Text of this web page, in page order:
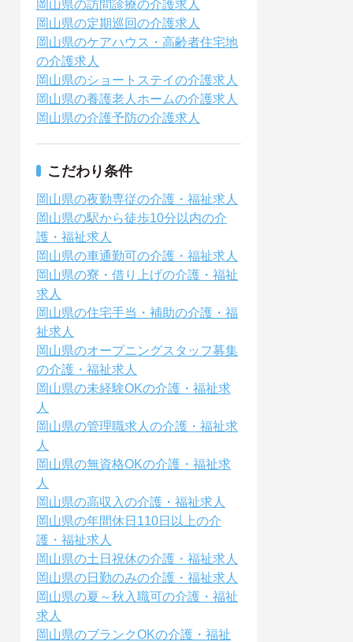
岡山県の訪問診療の介護求人
岡山県の定期巡回の介護求人
岡山県のケアハウス・高齢者住宅地
の介護求人
岡山県のショートステイの介護求人
岡山県の養護老人ホームの介護求人
岡山県の介護予防の介護求人
こだわり条件
岡山県の夜勤専従の介護・福祉求人
岡山県の駅から徒歩10分以内の介
護・福祉求人
岡山県の車通勤可の介護・福祉求人
岡山県の寮・借り上げの介護・福祉
求人
岡山県の住宅手当・補助の介護・福
祉求人
岡山県のオープニングスタッフ募集
の介護・福祉求人
岡山県の未経験OKの介護・福祉求
人
岡山県の管理職求人の介護・福祉求
人
岡山県の無資格OKの介護・福祉求
人
岡山県の高収入の介護・福祉求人
岡山県の年間休日110日以上の介
護・福祉求人
岡山県の土日祝休の介護・福祉求人
岡山県の日勤のみの介護・福祉求人
岡山県の夏～秋入職可の介護・福祉
求人
岡山県のブランクOKの介護・福祉